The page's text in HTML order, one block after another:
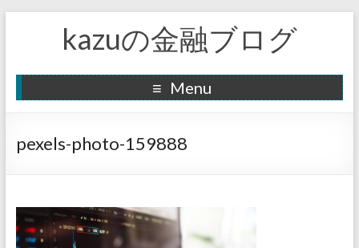
kazuの金融ブログ
Menu
pexels-photo-159888